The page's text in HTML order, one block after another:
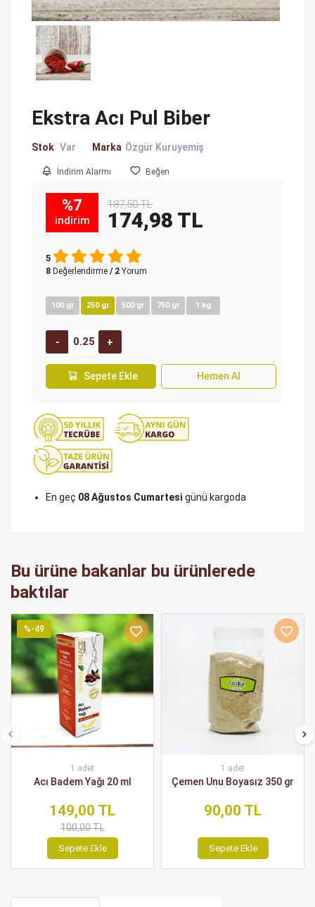
Ekstra Acı Pul Biber
Stok Var Marka Özgür Kuruyemiş
İndirim Alarmı Beğen
%7
indirim
187,50 TL
174,98 TL
5
8 Değerlendirme / 2 Yorum
100 gr 250 gr 500 gr 750 gr 1 kg
Sepete Ekle Hemen Al
En geç 08 Ağustos Cumartesi günü kargoda
Bu ürüne bakanlar bu ürünlerede
baktılar
%-49
1 adet
Acı Badem Yağı 20 ml
149,00 TL
100,00 TL
Sepete Ekle
1 adet
Çemen Unu Boyasız 350 gr
90,00 TL
Sepete Ekle